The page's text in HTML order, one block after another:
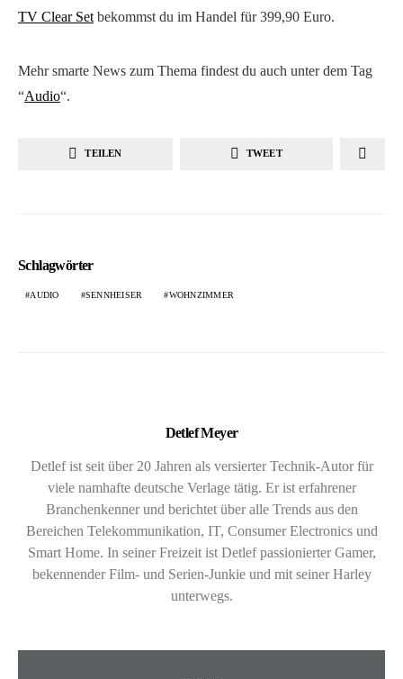
TV Clear Set bekommst du im Handel für 399,90 Euro.
Mehr smarte News zum Thema findest du auch unter dem Tag
“Audio“.
TEILEN TWEET
Schlagwörter
AUDIO SENNHEISER WOHNZIMMER
Detlef Meyer
Detlef ist seit über 20 Jahren als versierter Technik-Autor für
viele namhafte deutsche Verlage tätig. Er ist erfahrener
Branchenkenner und berichtet über alle Trends aus den
Bereichen Telekommunikation, IT, Consumer Electronics und
Smart Home. In seiner Freizeit ist Detlef passionierter Gamer,
bekennender Film- und Serien-Junkie und mit seiner Harley
unterwegs.